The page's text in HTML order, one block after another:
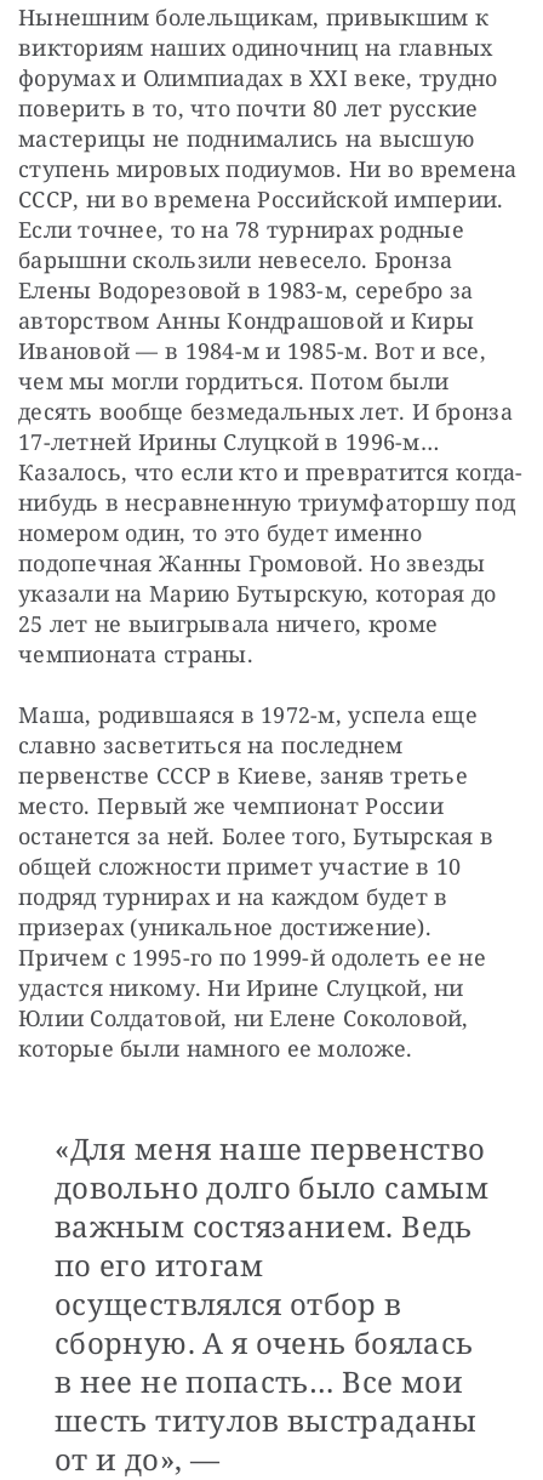
Нынешним болельщикам, привыкшим к
викториям наших одиночниц на главных
форумах и Олимпиадах в XXI веке, трудно
поверить в то, что почти 80 лет русские
мастерицы не поднимались на высшую
ступень мировых подиумов. Ни во времена
СССР, ни во времена Российской империи.
Если точнее, то на 78 турнирах родные
барышни скользили невесело. Бронза
Елены Водорезовой в 1983-м, серебро за
авторством Анны Кондрашовой и Киры
Ивановой — в 1984-м и 1985-м. Вот и все,
чем мы могли гордиться. Потом были
десять вообще безмедальных лет. И бронза
17-летней Ирины Слуцкой в 1996-м…
Казалось, что если кто и превратится когда-
нибудь в несравненную триумфаторшу под
номером один, то это будет именно
подопечная Жанны Громовой. Но звезды
указали на Марию Бутырскую, которая до
25 лет не выигрывала ничего, кроме
чемпионата страны.
Маша, родившаяся в 1972-м, успела еще
славно засветиться на последнем
первенстве СССР в Киеве, заняв третье
место. Первый же чемпионат России
останется за ней. Более того, Бутырская в
общей сложности примет участие в 10
подряд турнирах и на каждом будет в
призерах (уникальное достижение).
Причем с 1995-го по 1999-й одолеть ее не
удастся никому. Ни Ирине Слуцкой, ни
Юлии Солдатовой, ни Елене Соколовой,
которые были намного ее моложе.
«Для меня наше первенство
довольно долго было самым
важным состязанием. Ведь
по его итогам
осуществлялся отбор в
сборную. А я очень боялась
в нее не попасть… Все мои
шесть титулов выстраданы
от и до», —